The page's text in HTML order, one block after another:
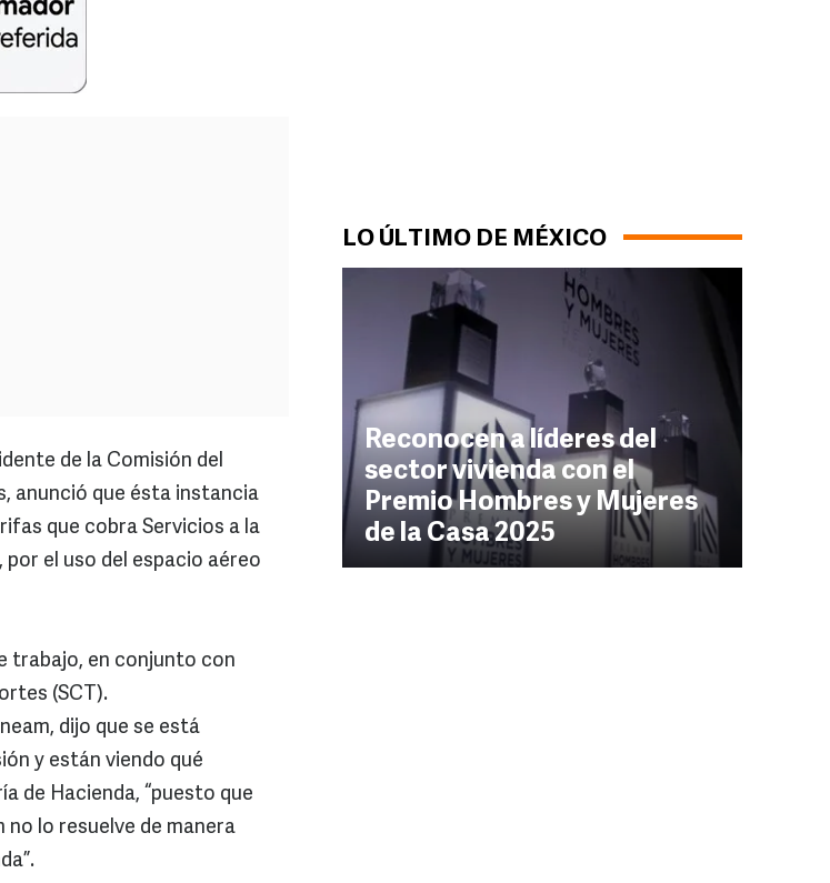
LO ÚLTIMO DE MÉXICO
Reconocen a líderes del
sector vivienda con el
Premio Hombres y Mujeres
de la Casa 2025
de la Comisión del
anunció que ésta instancia
que cobra Servicios a la
por el uso del espacio aéreo
trabajo, en conjunto con
(SCT).
dijo que se está
y están viendo qué
de Hacienda, “puesto que
no lo resuelve de manera